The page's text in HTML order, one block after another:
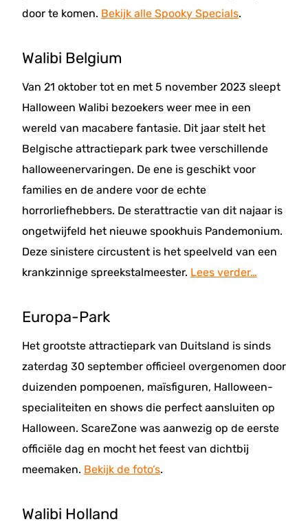
door te komen. Bekijk alle Spooky Specials.
Walibi Belgium
Van 21 oktober tot en met 5 november 2023 sleept
Halloween Walibi bezoekers weer mee in een
wereld van macabere fantasie. Dit jaar stelt het
Belgische attractiepark park twee verschillende
halloweenervaringen. De ene is geschikt voor
families en de andere voor de echte
horrorliefhebbers. De sterattractie van dit najaar is
ongetwijfeld het nieuwe spookhuis Pandemonium.
Deze sinistere circustent is het speelveld van een
krankzinnige spreekstalmeester. Lees verder…
Europa-Park
Het grootste attractiepark van Duitsland is sinds
zaterdag 30 september officieel overgenomen door
duizenden pompoenen, maïsfiguren, Halloween-
specialiteiten en shows die perfect aansluiten op
Halloween. ScareZone was aanwezig op de eerste
officiële dag en mocht het feest van dichtbij
meemaken. Bekijk de foto’s.
Walibi Holland